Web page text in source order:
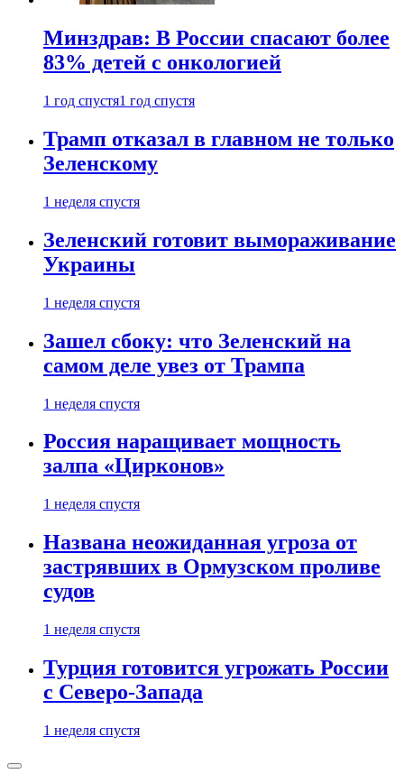
Минздрав: В России спасают более
83% детей с онкологией
1 год спустя1 год спустя
Трамп отказал в главном не только
Зеленскому
1 неделя спустя
Зеленский готовит вымораживание
Украины
1 неделя спустя
Зашел сбоку: что Зеленский на
самом деле увез от Трампа
1 неделя спустя
Россия наращивает мощность
залпа «Цирконов»
1 неделя спустя
Названа неожиданная угроза от
застрявших в Ормузском проливе
судов
1 неделя спустя
Турция готовится угрожать России
с Северо-Запада
1 неделя спустя